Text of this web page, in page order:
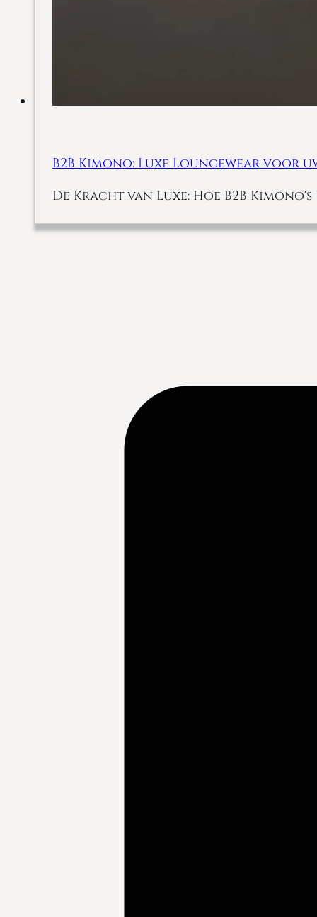
B2B Kimono: Luxe Loungewear voor
De Kracht van Luxe: Hoe B2B